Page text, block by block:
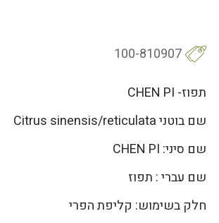
100-810907
תפוז- CHEN PI
שם בוטני Citrus sinensis/reticulata
שם סיני: CHEN PI
שם עברי : תפוז
חלק בשימוש: קליפת הפרי